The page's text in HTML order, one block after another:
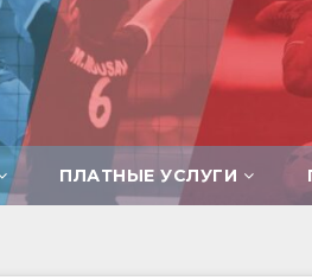
ПЛАТНЫЕ УСЛУГИ